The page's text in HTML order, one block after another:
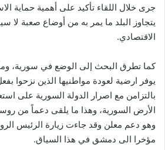
جرى خلال اللقاء تأكيد على أهمية حماية
يتجاوز البلد ما يمر به من أوضاع صعبة لا
الاقتصادي.
كما تطرق البحث إلى الوضع في سورية،
يوفر ارضية لعودة مواطنيها الذين نزحوا
بالتزامن مع اصرار الدولة السورية على
الأرض السورية، وهذا ما يلقى دعماً من
وهو دعم معلن وقد جاءت زيارة الرئيس
مؤخرا الى دمشق في هذا السياق.